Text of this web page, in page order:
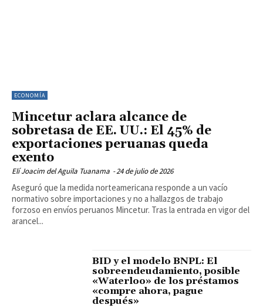
ECONOMÍA
Mincetur aclara alcance de
sobretasa de EE. UU.: El 45% de
exportaciones peruanas queda
exento
Elí Joacim del Aguila Tuanama -24 de julio de 2026
Aseguró que la medida norteamericana responde a un vacío
normativo sobre importaciones y no a hallazgos de trabajo
forzoso en envíos peruanos Mincetur. Tras la entrada en vigor del
arancel...
BID y el modelo BNPL: El
sobreendeudamiento, posible
«Waterloo» de los préstamos
«compre ahora, pague
después»